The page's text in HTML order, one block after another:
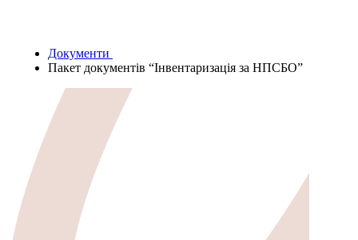
Документи
Пакет документів “Інвентаризація за НПСБО”